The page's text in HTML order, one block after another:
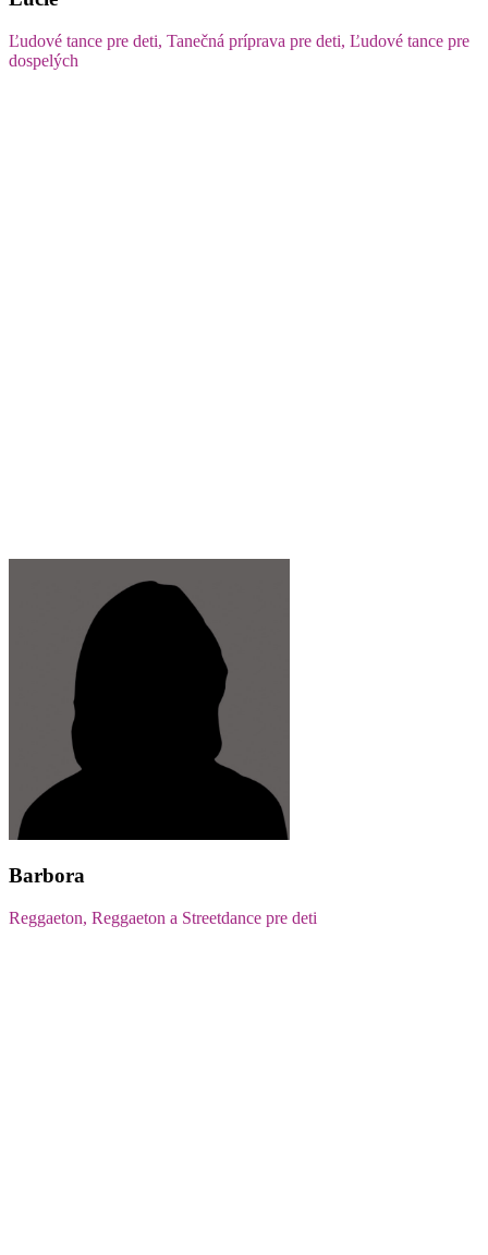
Ľudové tance pre deti, Tanečná príprava pre deti, Ľudové tance pre
dospelých
Barbora
Reggaeton, Reggaeton a Streetdance pre deti